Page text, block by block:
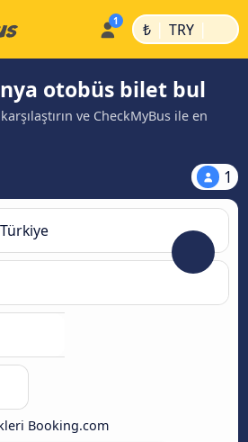
₺ | TRY |
otobüs bilet bul
ve CheckMyBus ile en
1
Booking.com